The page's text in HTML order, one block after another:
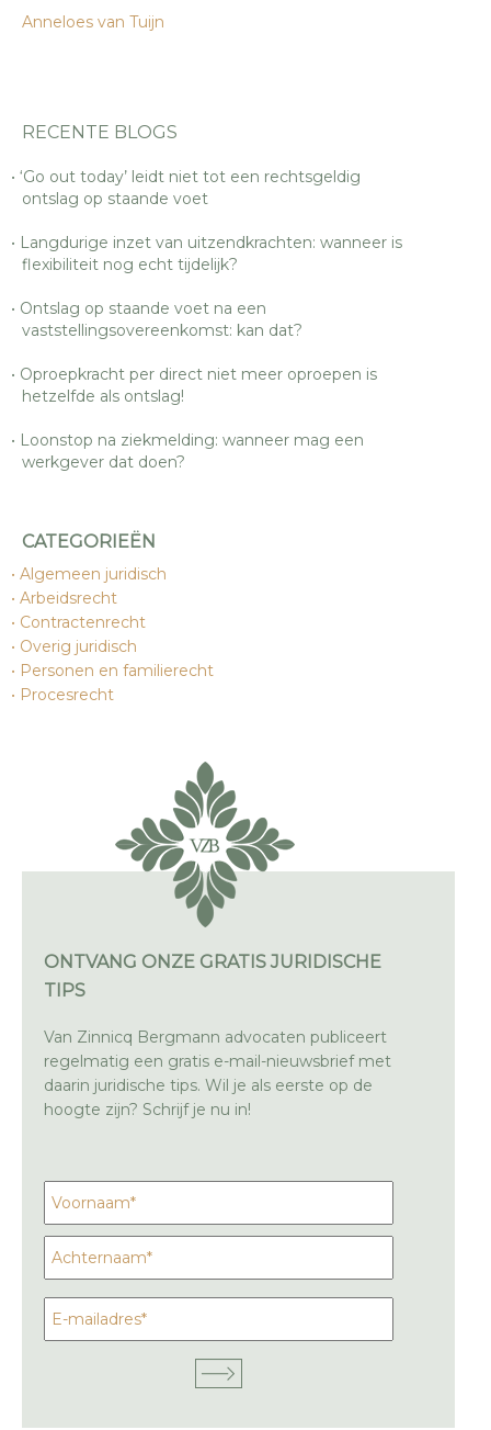
Anneloes van Tuijn
RECENTE BLOGS
‘Go out today’ leidt niet tot een rechtsgeldig
ontslag op staande voet
Langdurige inzet van uitzendkrachten: wanneer is
flexibiliteit nog echt tijdelijk?
Ontslag op staande voet na een
vaststellingsovereenkomst: kan dat?
Oproepkracht per direct niet meer oproepen is
hetzelfde als ontslag!
Loonstop na ziekmelding: wanneer mag een
werkgever dat doen?
CATEGORIEËN
Algemeen juridisch
Arbeidsrecht
Contractenrecht
Overig juridisch
Personen en familierecht
Procesrecht
ONTVANG ONZE GRATIS JURIDISCHE
TIPS
Van Zinnicq Bergmann advocaten publiceert
regelmatig een gratis e-mail-nieuwsbrief met
daarin juridische tips. Wil je als eerste op de
hoogte zijn? Schrijf je nu in!